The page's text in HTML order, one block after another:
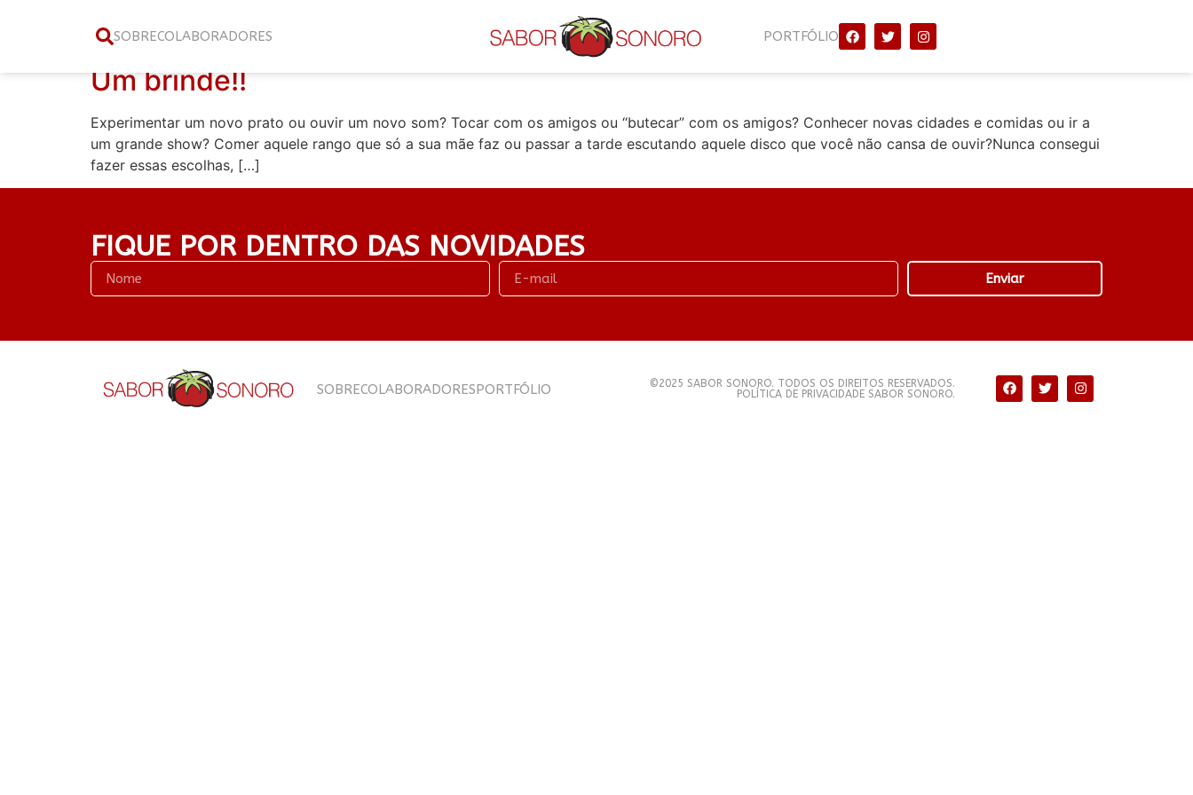
SOBRECOLABORADORES PORTFÓLIO
Categoria:
Um brinde!!
Experimentar um novo prato ou ouvir um novo som? Tocar com os amigos ou “butecar” com os amigos? Conhecer novas cidades e comidas ou ir a
um grande show? Comer aquele rango que só a sua mãe faz ou passar a tarde escutando aquele disco que você não cansa de ouvir?Nunca consegui
fazer essas escolhas, […]
FIQUE POR DENTRO DAS NOVIDADES
Enviar
SOBRECOLABORADORESPORTFÓLIO
©2025 SABOR SONORO. TODOS OS DIREITOS RESERVADOS.
POLÍTICA DE PRIVACIDADE SABOR SONORO.